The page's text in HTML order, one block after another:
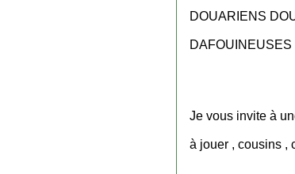
DOUARIENS
Je vous invite à
à jouer , cousins ,